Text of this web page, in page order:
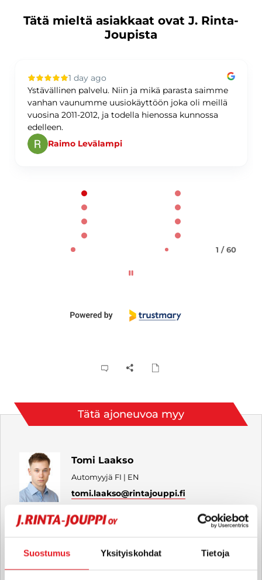
Suostumus Yksityiskohdat Tietoja
Tätä mieltä asiakkaat ovat J. Rinta-
Joupista
1 day ago
Ystävällinen palvelu. Niin ja mikä parasta saimme
vanhan vaunumme uusiokäyttöön joka oli meillä
vuosina 2011-2012, ja todella hienossa kunnossa
edelleen.
Raimo Levälampi
1 / 60
Tätä ajoneuvoa myy
Tomi Laakso
Automyyjä FI | EN
tomi.laakso@rintajouppi.fi
040 711 3948